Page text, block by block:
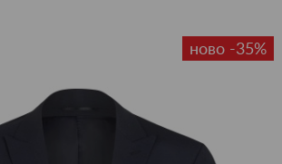
ново -35%